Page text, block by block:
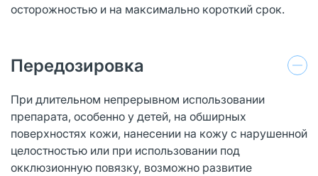
осторожностью и на максимально короткий срок.
Передозировка
При длительном непрерывном использовании
препарата, особенно у детей, на обширных
поверхностях кожи, нанесении на кожу с нарушенной
целостностью или при использовании под
окклюзионную повязку, возможно развитие